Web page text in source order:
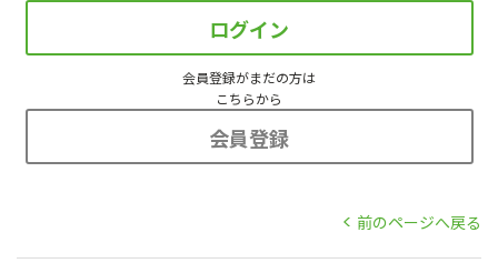
ログイン
会員登録がまだの方は
こちらから
会員登録
前のページへ戻る